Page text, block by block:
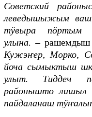
Советский
леведышыжым
тӱвыра пӧртым
улына. – рашемдыш
Кужэҥер, Морко,
йоча сымыктыш
улыт. Тиддеч
районышто лишыл
пайдаланаш